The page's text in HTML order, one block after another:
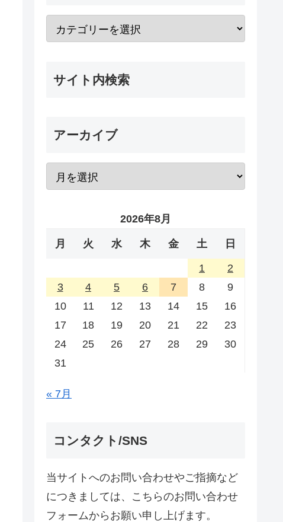
サイト内検索
アーカイブ
2026年8月
月 火 水 木 金 土 日
1
2
3
4 5 6 7 8
9
10
11 12 13 14 15
16
17
18 19 20 21 22
23
24
25 26 27 28 29
30
31
« 7月
コンタクト/SNS
当サイトへのお問い合わせやご指摘など
につきましては、こちらのお問い合わせ
フォームからお願い申し上げます。